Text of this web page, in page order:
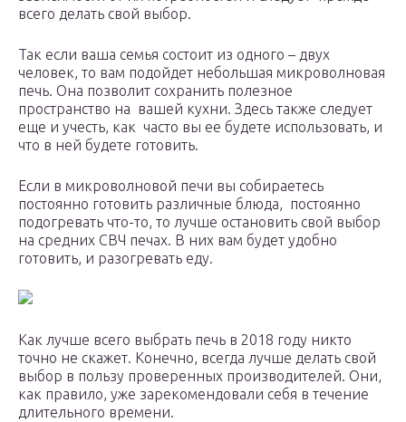
всего делать свой выбор.
Так если ваша семья состоит из одного – двух
человек, то вам подойдет небольшая микроволновая
печь. Она позволит сохранить полезное
пространство на вашей кухни. Здесь также следует
еще и учесть, как часто вы ее будете использовать, и
что в ней будете готовить.
Если в микроволновой печи вы собираетесь
постоянно готовить различные блюда, постоянно
подогревать что-то, то лучше остановить свой выбор
на средних СВЧ печах. В них вам будет удобно
готовить, и разогревать еду.
Как лучше всего выбрать печь в 2018 году никто
точно не скажет. Конечно, всегда лучше делать свой
выбор в пользу проверенных производителей. Они,
как правило, уже зарекомендовали себя в течение
длительного времени.